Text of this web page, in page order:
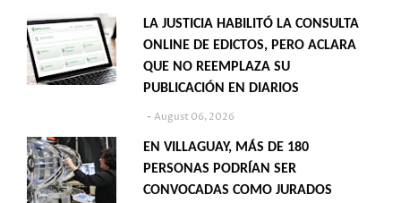
LA JUSTICIA HABILITÓ LA CONSULTA
ONLINE DE EDICTOS, PERO ACLARA
QUE NO REEMPLAZA SU
PUBLICACIÓN EN DIARIOS
August 06, 2026
EN VILLAGUAY, MÁS DE 180
PERSONAS PODRÍAN SER
CONVOCADAS COMO JURADOS